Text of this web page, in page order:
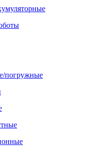
погружные